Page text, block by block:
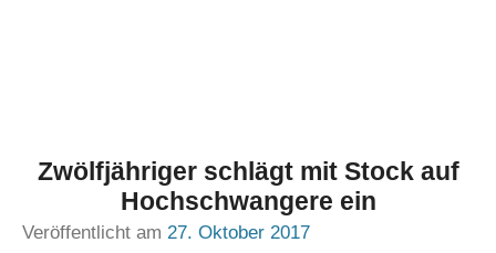
Zwölfjähriger schlägt mit Stock auf
Hochschwangere ein
Veröffentlicht am 27. Oktober 2017